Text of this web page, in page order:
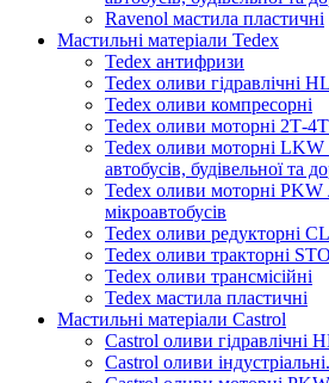
Ravenol мастила пластичні
Мастильні матеріали Tedex
Tedex антифризи
Tedex оливи гідравлічні
Tedex оливи компресорні
Tedex оливи моторні 2Т-
Tedex оливи моторні LKW
автобусів, будівельної та
Tedex оливи моторні PKW
мікроавтобусів
Tedex оливи редукторні
Tedex оливи тракторні
Tedex оливи трансмісійні
Tedex мастила пластичні
Мастильні матеріали Castrol
Castrol оливи гідравлічні
Castrol оливи індустріальні.